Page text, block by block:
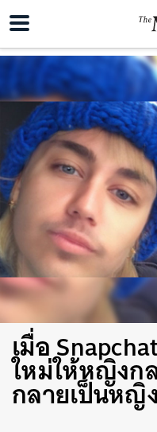
เมื่อ
ใหม่ให้หญิงก
กลายเป็นหญิ